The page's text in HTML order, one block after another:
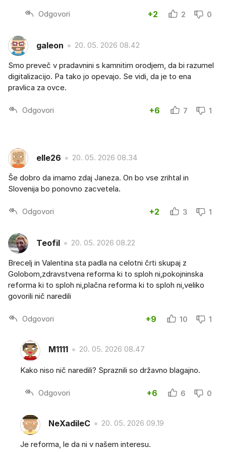
Odgovori +2 2 0
galeon 20. 05. 2026 08.42
Smo preveč v pradavnini s kamnitim orodjem, da bi razumel
digitalizacijo. Pa tako jo opevajo. Se vidi, da je to ena
pravlica za ovce.
Odgovori +6 7 1
elle26 20. 05. 2026 08.34
Še dobro da imamo zdaj Janeza. On bo vse zrihtal in
Slovenija bo ponovno zacvetela.
Odgovori +2 3 1
Teofil 20. 05. 2026 08.22
Brecelj in Valentina sta padla na celotni črti skupaj z
Golobom,zdravstvena reforma ki to sploh ni,pokojninska
reforma ki to sploh ni,plačna reforma ki to sploh ni,veliko
govorili nič naredili
Odgovori +9 10 1
M1111 20. 05. 2026 08.47
Kako niso nič naredili? Spraznili so državno blagajno.
Odgovori +6 6 0
NeXadileC 20. 05. 2026 09.19
Je reforma, le da ni v našem interesu.